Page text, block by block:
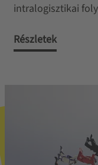
intralogisztikai
Részletek